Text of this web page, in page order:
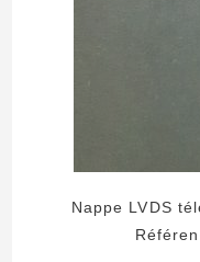
Nappe LVDS